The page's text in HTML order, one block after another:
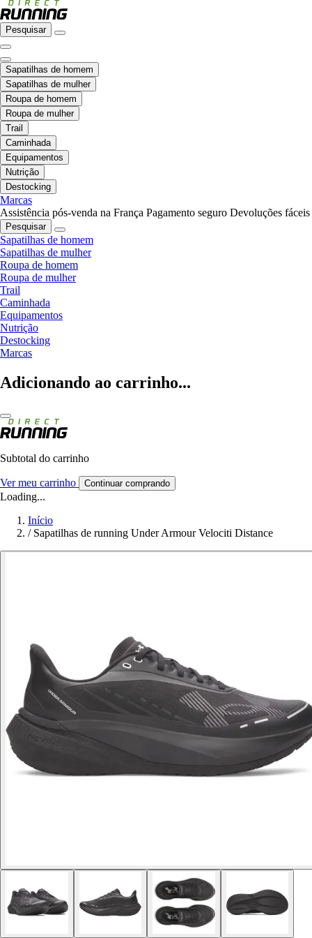
Pesquisar
Sapatilhas de homem
Sapatilhas de mulher
Roupa de homem
Roupa de mulher
Trail
Caminhada
Equipamentos
Nutrição
Destocking
Marcas
Assistência pós-venda na França Pagamento seguro Devoluções fáceis
Pesquisar
Sapatilhas de homem
Sapatilhas de mulher
Roupa de homem
Roupa de mulher
Trail
Caminhada
Equipamentos
Nutrição
Destocking
Marcas
Adicionando ao carrinho...
Subtotal do carrinho
Ver meu carrinho Continuar comprando
Loading...
Início
/ Sapatilhas de running Under Armour Velociti Distance